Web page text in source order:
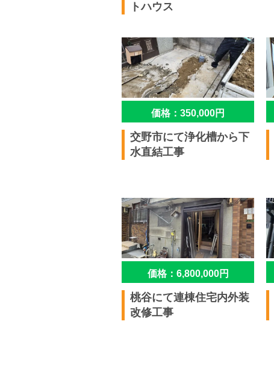
トハウス
価格：350,000円
交野市にて浄化槽から下
水直結工事
価格：6,800,000円
桃谷にて連棟住宅内外装
改修工事